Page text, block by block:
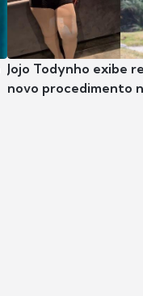
Jojo Todynho exibe
novo procedimento